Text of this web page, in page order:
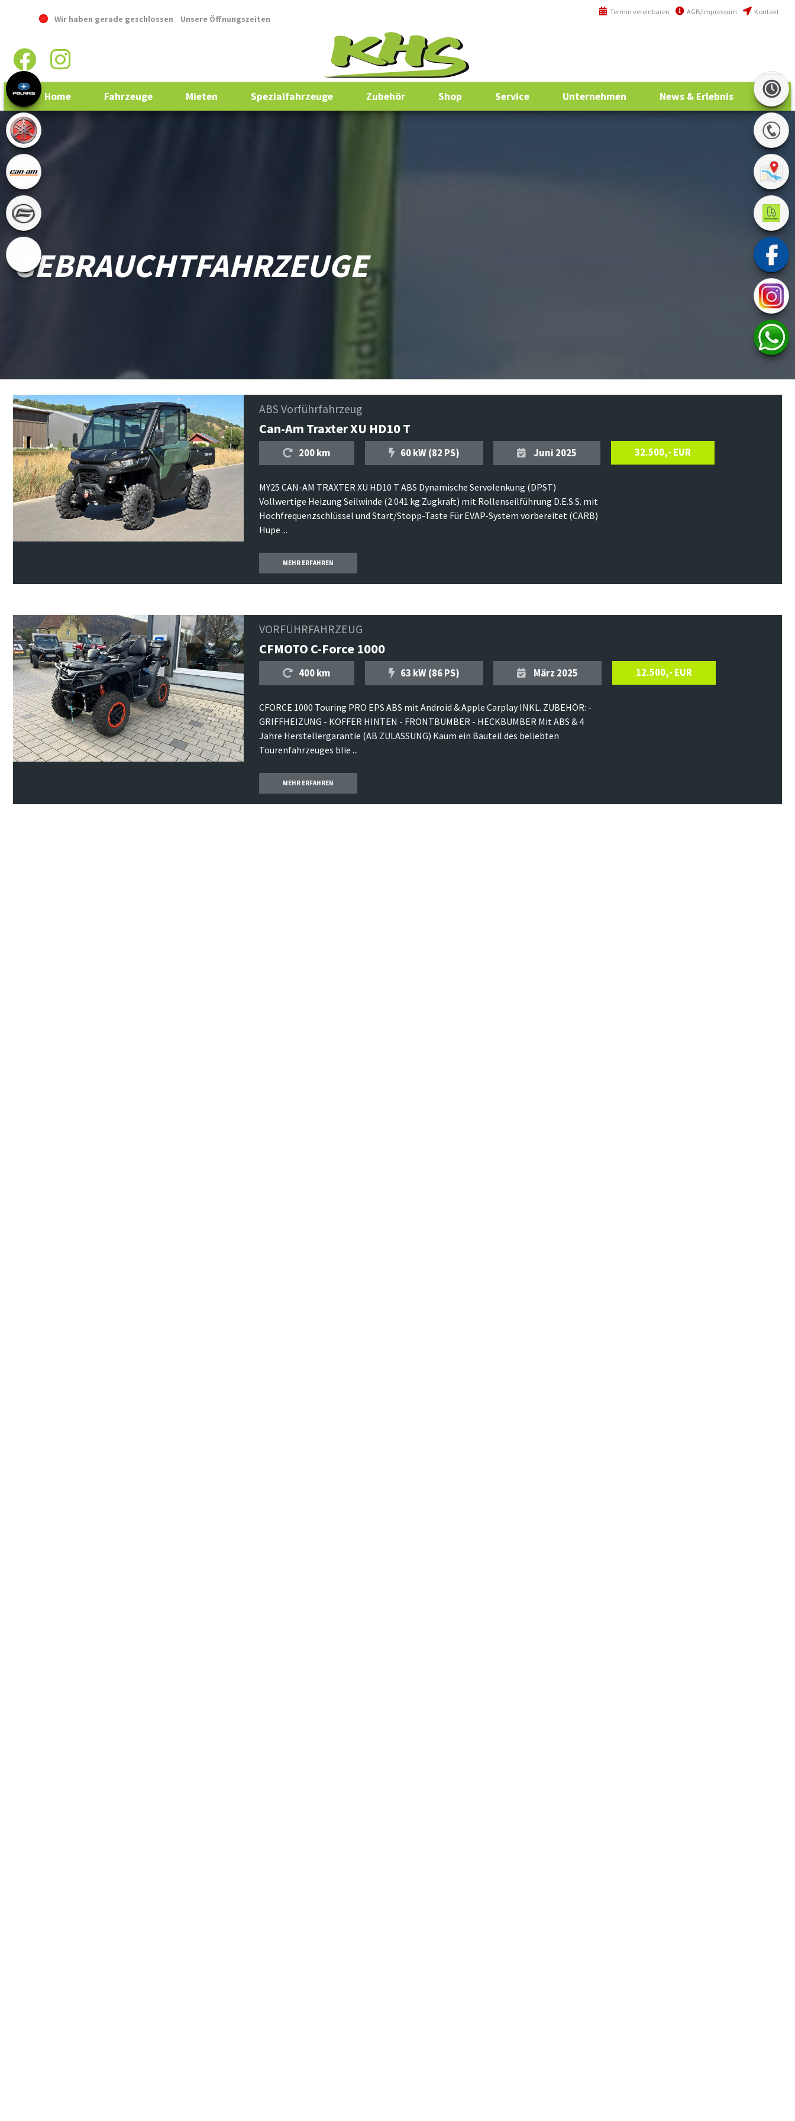
Wir haben gerade geschlossen Unsere Öffnungszeiten
Kontakt
AGB/Impressum
Termin vereinbaren
info@khs-jagsttal.de
Home Fahrzeuge Mieten Spezialfahrzeuge Zubehör Shop Service Unternehmen News & Erlebnis
GEBRAUCHTFAHRZEUGE
ABS Vorführfahrzeug
Can-Am Traxter XU HD10 T
200 km 60 kW (82 PS) Juni 2025 32.500,- EUR
MY25 CAN-AM TRAXTER XU HD10 T ABS Dynamische Servolenkung (DPST)
Vollwertige Heizung Seilwinde (2.041 kg Zugkraft) mit Rollenseilführung D.E.S.S. mit
Hochfrequenzschlüssel und Start/Stopp-Taste Für EVAP-System vorbereitet (CARB)
Hupe ...
MEHR ERFAHREN
VORFÜHRFAHRZEUG
CFMOTO C-Force 1000
400 km 63 kW (86 PS) März 2025 12.500,- EUR
CFORCE 1000 Touring PRO EPS ABS mit Android & Apple Carplay INKL. ZUBEHÖR: -
GRIFFHEIZUNG - KOFFER HINTEN - FRONTBUMBER - HECKBUMBER Mit ABS & 4
Jahre Herstellergarantie (AB ZULASSUNG) Kaum ein Bauteil des beliebten
Tourenfahrzeuges blie ...
MEHR ERFAHREN